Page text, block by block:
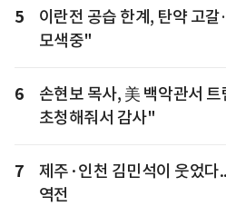
5
이란전 공습 한계, 탄약 고
모색중"
6
손현보 목사, 美 백악관서
초청해줘서 감사"
7
제주·인천 김민석이 웃었다
역전